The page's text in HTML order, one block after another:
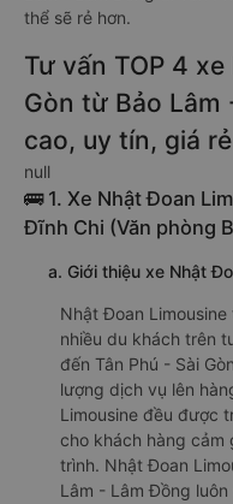
thể sẽ rẻ hơn.
Tư vấn TOP 4
Gòn từ Bảo
cao, uy tín, giá
null
🚌 1. Xe Nhật Đoan
Đĩnh Chi (Văn phòng
a. Giới thiệu xe Nhật
Nhật Đoan
nhiều du khách trên
đến Tân Phú - Sài
lượng dịch vụ lên
Limousine đều được
cho khách hàng cảm
trình. Nhật Đoan
Lâm - Lâm Đồng